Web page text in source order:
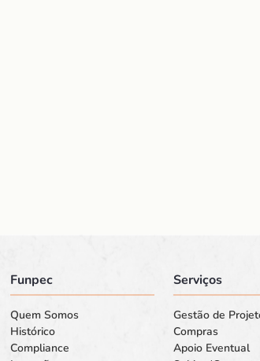
Funpec
Quem Somos
Histórico
Compliance
Serviços
Gestão de
Compras
Apoio Eventual